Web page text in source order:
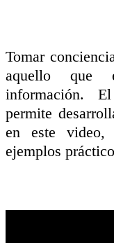
Tomar
aquello que
información.
permite
en este video,
ejemplos